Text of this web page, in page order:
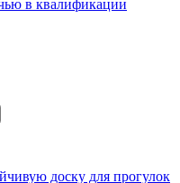
в квалификации
доску для прогулок